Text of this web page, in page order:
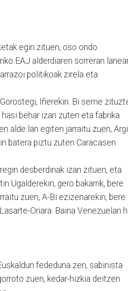
egin zituen, oso ondo
EAJ alderdiaren sorreran
politikoak zirela eta
Iñerekin. Bi seme
behar izan zuten eta fabrika
alde lan egiten jarraitu zuen,
batera piztu zuten Caracasen
desberdinak izan zituen, eta
Ugalderekin, gero bakarrik, bere
zuen, A-Bi ezizenarekin, bere
Oriara. Baina Venezuelan
fededuna zen, sabinista
zuen, kedar-hizkia deitzen